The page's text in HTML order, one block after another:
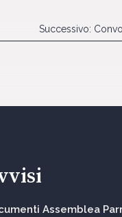
Successivo:
Assemblea